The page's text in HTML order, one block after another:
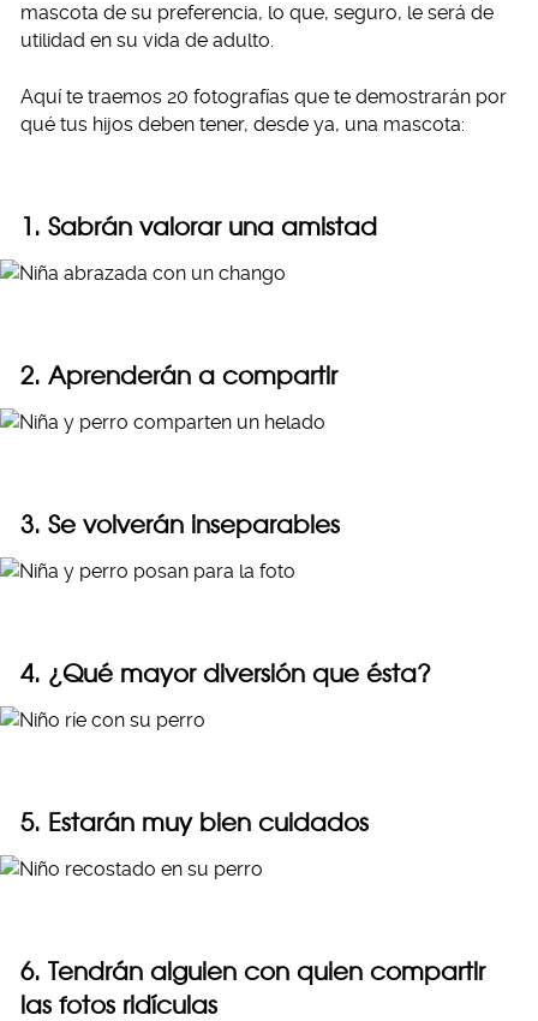
mascota de su preferencia, lo que, seguro, le será de
utilidad en su vida de adulto.
Aquí te traemos 20 fotografías que te demostrarán por
qué tus hijos deben tener, desde ya, una mascota:
1. Sabrán valorar una amistad
2. Aprenderán a compartir
3. Se volverán inseparables
4. ¿Qué mayor diversión que ésta?
5. Estarán muy bien cuidados
6. Tendrán alguien con quien compartir
las fotos ridículas